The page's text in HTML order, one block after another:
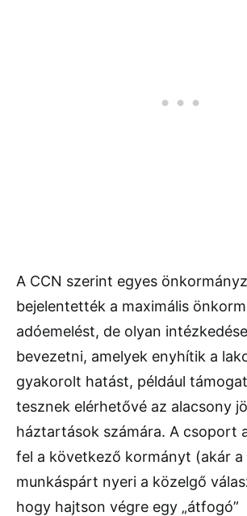
A CCN szerint egyes
bejelentették a maximális
adóemelést, de olyan
bevezetni, amelyek enyhítik a
gyakorolt hatást, például
tesznek elérhetővé az alacsony
háztartások számára. A csoport
fel a következő kormányt (akár
munkáspárt nyeri a közelgő
hogy hajtson végre egy „átfogó”